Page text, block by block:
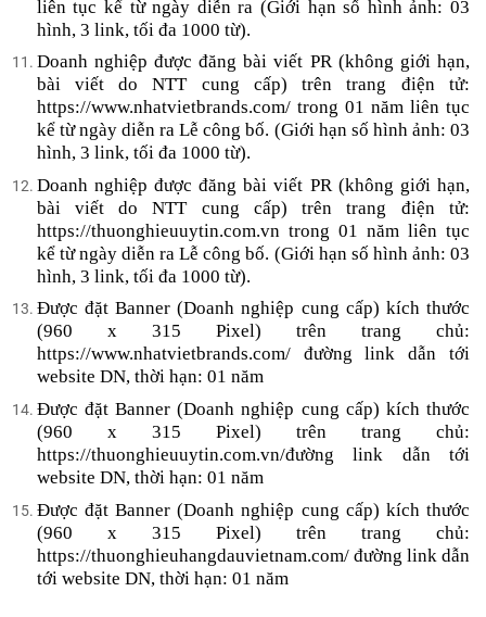
liên tục kể từ ngày diễn ra (Giới hạn số hình ảnh: 03
hình, 3 link, tối đa 1000 từ).
Doanh nghiệp được đăng bài viết PR (không giới hạn,
bài viết do NTT cung cấp) trên trang điện tử:
https://www.nhatvietbrands.com/ trong 01 năm liên tục
kể từ ngày diễn ra Lễ công bố. (Giới hạn số hình ảnh: 03
hình, 3 link, tối đa 1000 từ).
Doanh nghiệp được đăng bài viết PR (không giới hạn,
bài viết do NTT cung cấp) trên trang điện tử:
https://thuonghieuuytin.com.vn trong 01 năm liên tục
kể từ ngày diễn ra Lễ công bố. (Giới hạn số hình ảnh: 03
hình, 3 link, tối đa 1000 từ).
Được đặt Banner (Doanh nghiệp cung cấp) kích thước
(960 x 315 Pixel) trên trang chủ:
https://www.nhatvietbrands.com/ đường link dẫn tới
website DN, thời hạn: 01 năm
Được đặt Banner (Doanh nghiệp cung cấp) kích thước
(960 x 315 Pixel) trên trang chủ:
https://thuonghieuuytin.com.vn/đường link dẫn tới
website DN, thời hạn: 01 năm
Được đặt Banner (Doanh nghiệp cung cấp) kích thước
(960 x 315 Pixel) trên trang chủ:
https://thuonghieuhangdauvietnam.com/ đường link dẫn
tới website DN, thời hạn: 01 năm